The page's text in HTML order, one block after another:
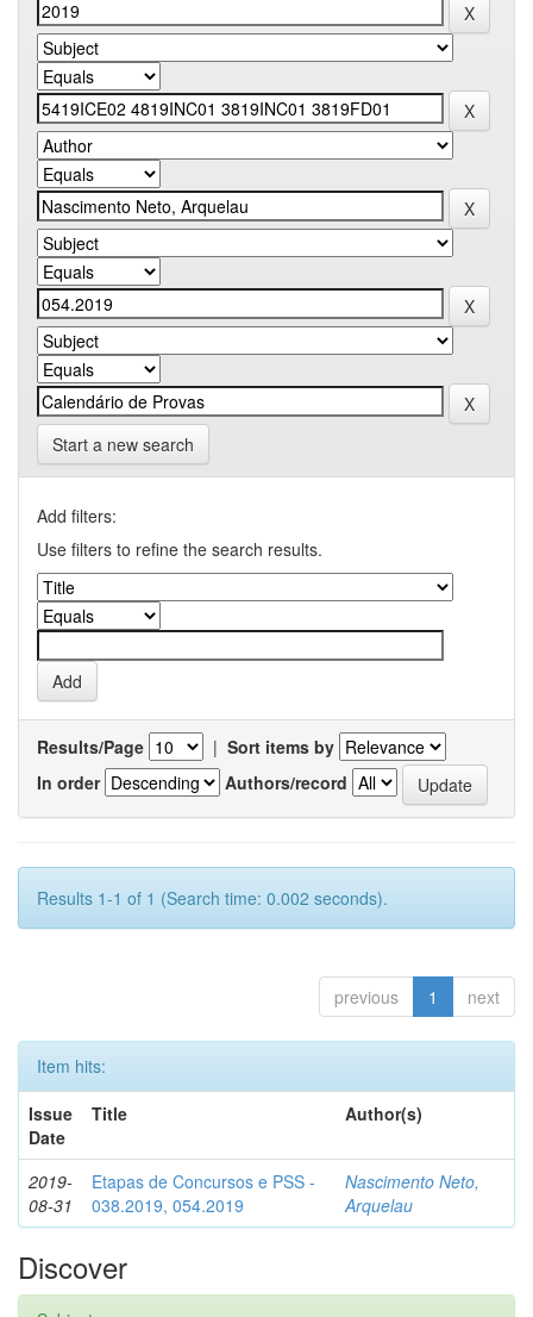
Start a new search
Add filters:
Use filters to refine the search results.
Results/Page | Sort items by
In order
Authors/record
Results 1-1 of 1 (Search time: 0.002 seconds).
previous 1 next
Item hits:
Issue
Date
Title Author(s)
2019-
08-31
Etapas de Concursos e PSS -
038.2019, 054.2019
Nascimento Neto,
Arquelau
Discover